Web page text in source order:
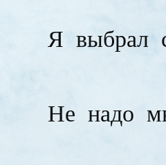
Я выбрал
Не надо